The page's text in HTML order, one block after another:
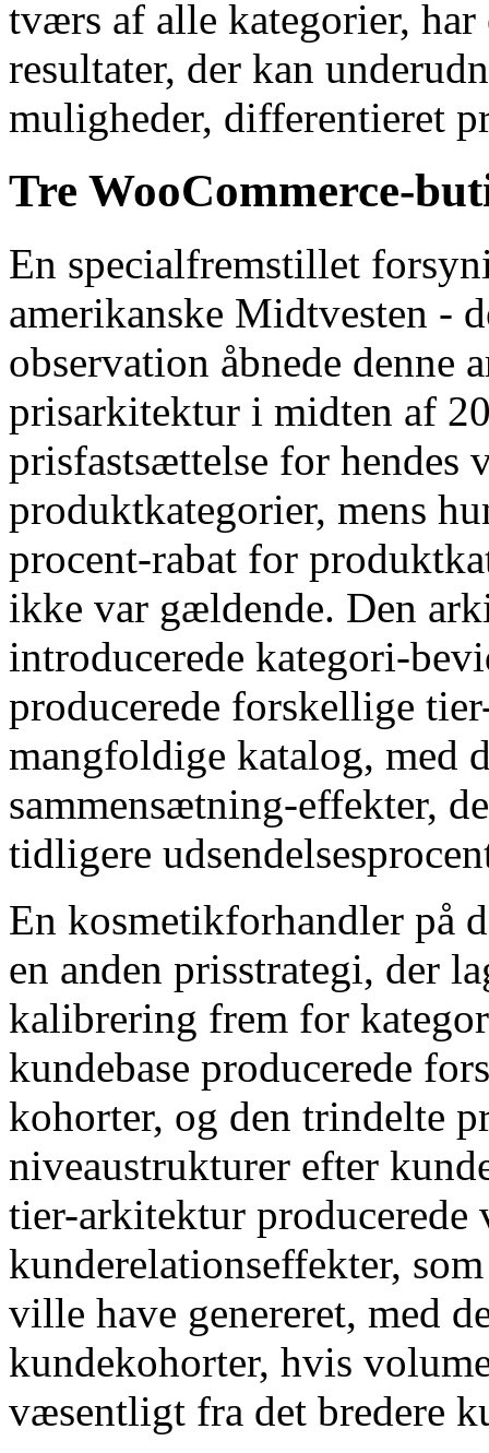
tværs af alle kategorier, har
resultater, der kan
muligheder, differentieret
Tre WooCommerce-
En specialfremstillet
amerikanske Midtvesten -
observation åbnede denne
prisarkitektur i midten af
prisfastsættelse for hendes
produktkategorier, mens
procent-rabat for
ikke var gældende. Den
introducerede kategori-
producerede forskellige
mangfoldige katalog, med
sammensætning-effekter,
tidligere
En kosmetikforhandler på
en anden prisstrategi, der
kalibrering frem for
kundebase producerede
kohorter, og den trindelte
niveaustrukturer efter
tier-arkitektur producerede
kunderelationseffekter,
ville have genereret, med
kundekohorter, hvis
væsentligt fra det bredere